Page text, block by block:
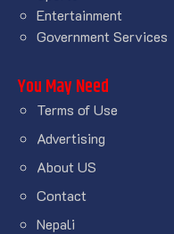
Entertainment
Government Services
You May Need
Terms of Use
Advertising
About US
Contact
Nepali